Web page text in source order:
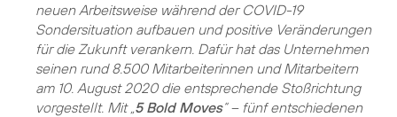
neuen Arbeitsweise während der COVID-19
Sondersituation aufbauen und positive Veränderungen
für die Zukunft verankern. Dafür hat das Unternehmen
seinen rund 8.500 Mitarbeiterinnen und Mitarbeitern
am 10. August 2020 die entsprechende Stoßrichtung
vorgestellt. Mit „5 Bold Moves“ – fünf entschiedenen